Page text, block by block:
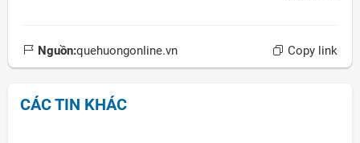
Nguồn:quehuongonline.vn Copy link
CÁC TIN KHÁC